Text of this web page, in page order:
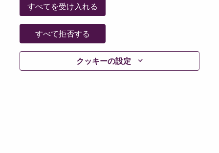
クッキーの設定
すべてを受け入れる
すべて拒否する
Go Back
Lenovo.com